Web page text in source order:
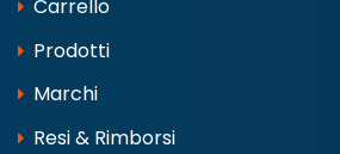
Carrello
Prodotti
Marchi
Resi & Rimborsi